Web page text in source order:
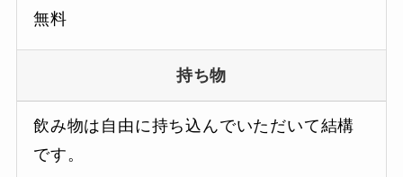
無料
持ち物
飲み物は自由に持ち込んでいただいて結構
です。